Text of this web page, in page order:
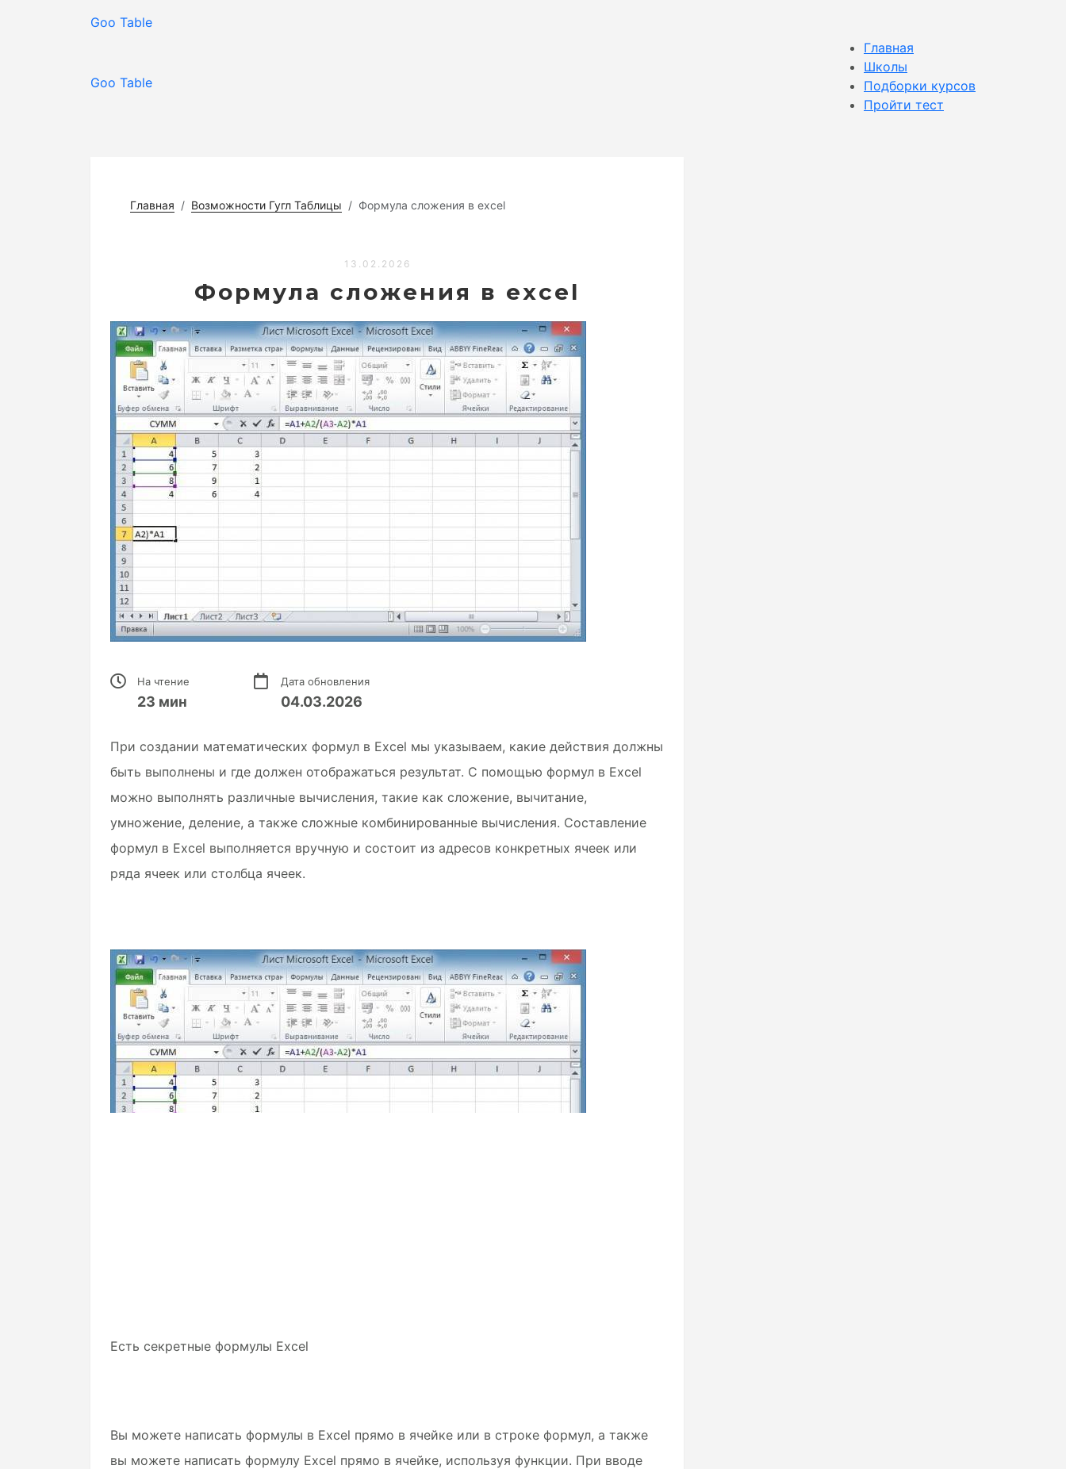
Goo Table
Goo Table
Главная
Школы
Подборки курсов
Пройти тест
Главная Возможности Гугл Таблицы Формула сложения в excel
13.02.2026
Формула сложения в excel
На чтение
23 мин
Дата обновления
04.03.2026
При создании математических формул в Excel мы указываем, какие действия должны
быть выполнены и где должен отображаться результат. С помощью формул в Excel
можно выполнять различные вычисления, такие как сложение, вычитание,
умножение, деление, а также сложные комбинированные вычисления. Составление
формул в Excel выполняется вручную и состоит из адресов конкретных ячеек или
ряда ячеек или столбца ячеек.
Есть секретные формулы Excel
Вы можете написать формулы в Excel прямо в ячейке или в строке формул, а также
вы можете написать формулу Excel прямо в ячейке, используя функции. При вводе